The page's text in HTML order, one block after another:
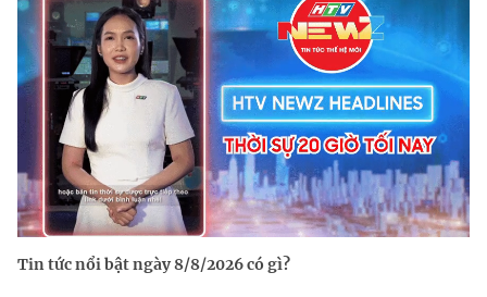
Tin tức nổi bật ngày 8/8/2026 có gì?